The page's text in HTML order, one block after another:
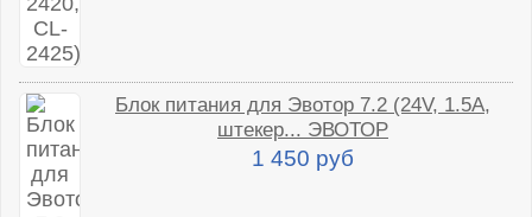
Блок питания для Эвотор 7.2 (24V, 1.5A,
штекер... ЭВОТОР
1 450 руб